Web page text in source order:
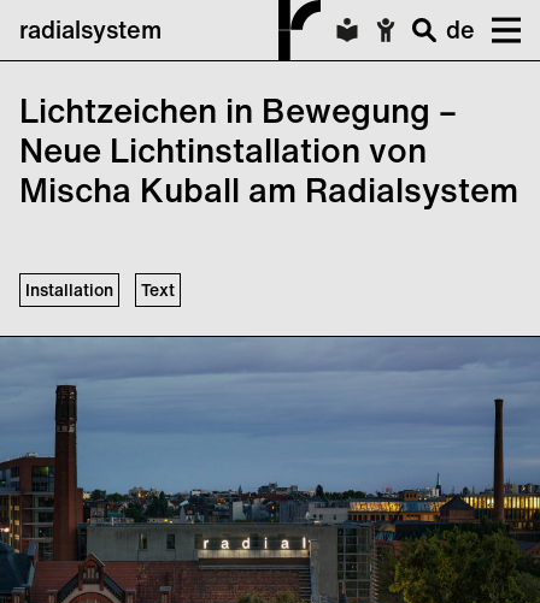
radialsystem de
Lichtzeichen in Bewegung –
Neue Lichtinstallation von
Mischa Kuball am Radialsystem
Installation Text